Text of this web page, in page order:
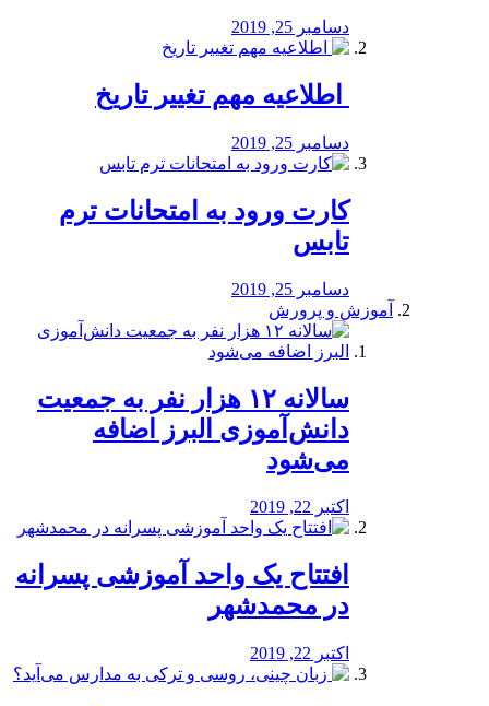
دسامبر 25, 2019
️ اطلاعیه مهم تغییر تاریخ
دسامبر 25, 2019
کارت ورود به امتحانات ترم
تابس
دسامبر 25, 2019
آموزش و پرورش
️سالانه ۱۲ هزار نفر به جمعیت
دانش‌آموزی البرز اضافه
می‌شود
اکتبر 22, 2019
افتتاح یک واحد آموزشی پسرانه
در محمدشهر
اکتبر 22, 2019